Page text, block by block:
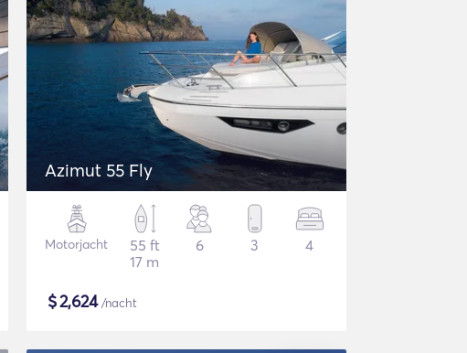
Azimut 55 Fly
Motorjacht
55 ft
17 m
6 3 4
$2,624/nacht